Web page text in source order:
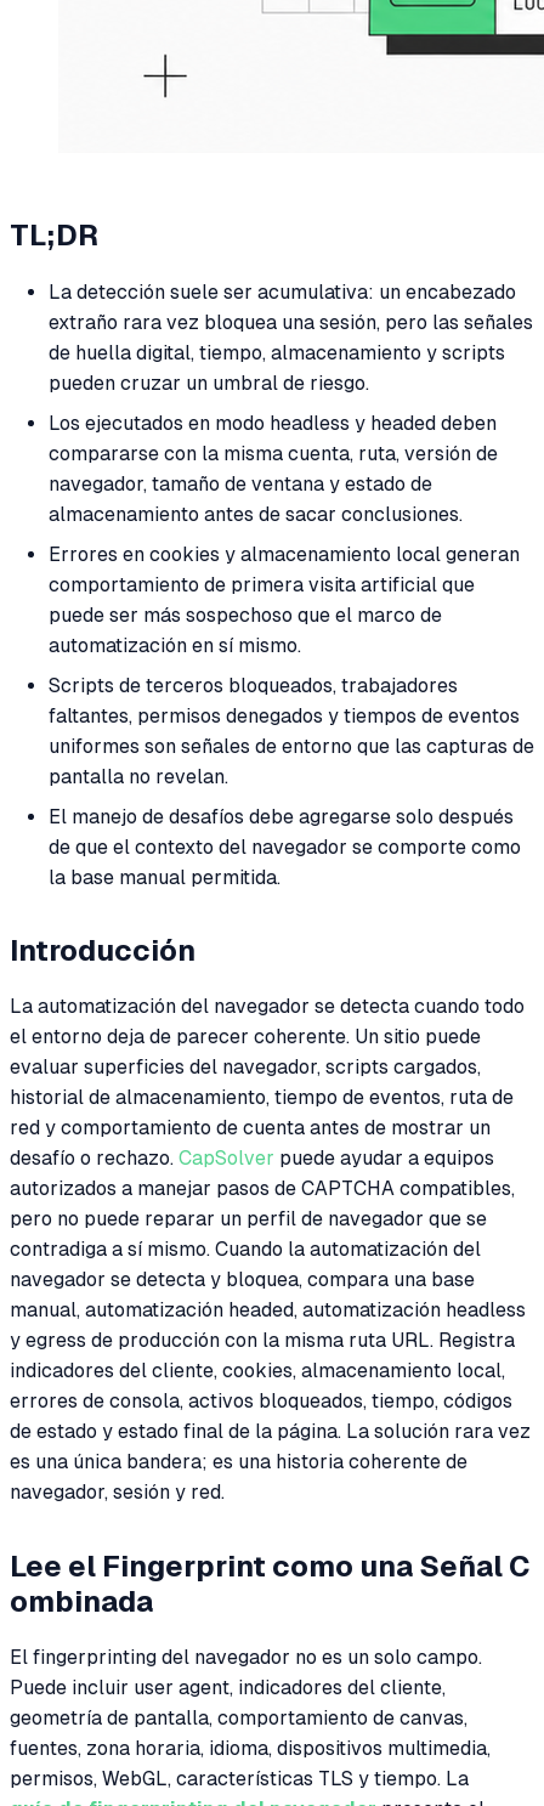
TL;DR
La detección suele ser acumulativa: un encabezado
extraño rara vez bloquea una sesión, pero las señales
de huella digital, tiempo, almacenamiento y scripts
pueden cruzar un umbral de riesgo.
Los ejecutados en modo headless y headed deben
compararse con la misma cuenta, ruta, versión de
navegador, tamaño de ventana y estado de
almacenamiento antes de sacar conclusiones.
Errores en cookies y almacenamiento local generan
comportamiento de primera visita artificial que
puede ser más sospechoso que el marco de
automatización en sí mismo.
Scripts de terceros bloqueados, trabajadores
faltantes, permisos denegados y tiempos de eventos
uniformes son señales de entorno que las capturas de
pantalla no revelan.
El manejo de desafíos debe agregarse solo después
de que el contexto del navegador se comporte como
la base manual permitida.
Introducción
La automatización del navegador se detecta cuando todo
el entorno deja de parecer coherente. Un sitio puede
evaluar superficies del navegador, scripts cargados,
historial de almacenamiento, tiempo de eventos, ruta de
red y comportamiento de cuenta antes de mostrar un
desafío o rechazo. CapSolver puede ayudar a equipos
autorizados a manejar pasos de CAPTCHA compatibles,
pero no puede reparar un perfil de navegador que se
contradiga a sí mismo. Cuando la automatización del
navegador se detecta y bloquea, compara una base
manual, automatización headed, automatización headless
y egress de producción con la misma ruta URL. Registra
indicadores del cliente, cookies, almacenamiento local,
errores de consola, activos bloqueados, tiempo, códigos
de estado y estado final de la página. La solución rara vez
es una única bandera; es una historia coherente de
navegador, sesión y red.
Lee el Fingerprint como una Señal C
ombinada
El fingerprinting del navegador no es un solo campo.
Puede incluir user agent, indicadores del cliente,
geometría de pantalla, comportamiento de canvas,
fuentes, zona horaria, idioma, dispositivos multimedia,
permisos, WebGL, características TLS y tiempo. La